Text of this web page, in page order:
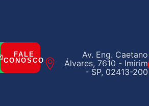
FALE
CONOSCO
Av. Eng. Caetano
Álvares, 7610 - Imirim
- SP, 02413-200